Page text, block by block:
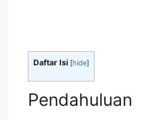
Daftar Isi [hide]
Pendahuluan